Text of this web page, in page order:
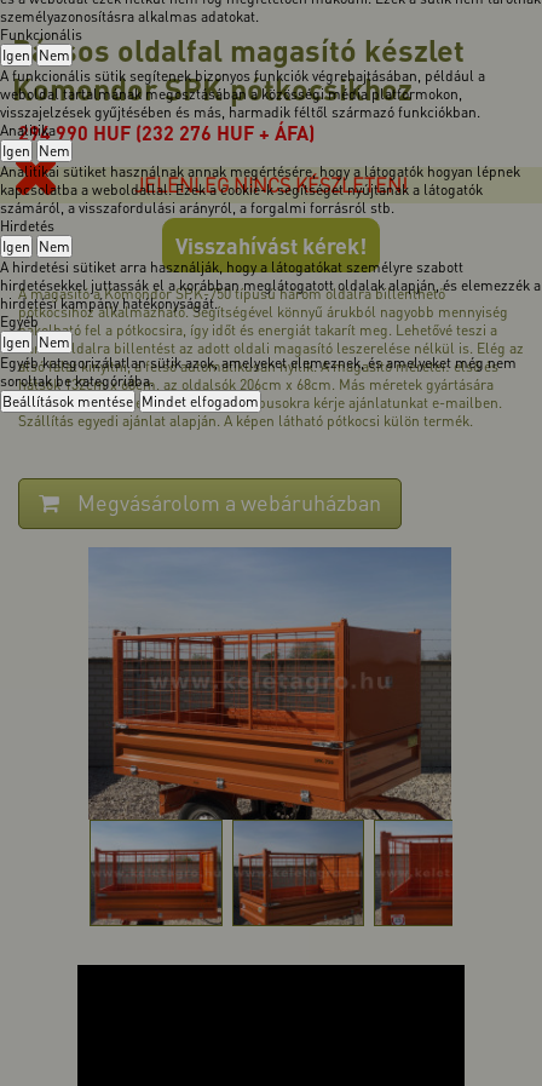
személyazonosításra alkalmas adatokat.
Funkcionális
Igen Nem
A funkcionális sütik segítenek bizonyos funkciók végrehajtásában, például a
weboldal tartalmának megosztásában a közösségi média platformokon,
visszajelzések gyűjtésében és más, harmadik féltől származó funkciókban.
Analitika
Igen Nem
Analitikai sütiket használnak annak megértésére, hogy a látogatók hogyan lépnek
kapcsolatba a weboldallal. Ezek a cookie-k segítséget nyújtanak a látogatók
számáról, a visszafordulási arányról, a forgalmi forrásról stb.
Hirdetés
Igen Nem
A hirdetési sütiket arra használják, hogy a látogatókat személyre szabott
hirdetésekkel juttassák el a korábban meglátogatott oldalak alapján, és elemezzék a
hirdetési kampány hatékonyságát.
Egyéb
Igen Nem
Egyéb kategorizálatlan sütik azok, amelyeket elemeznek, és amelyeket még nem
soroltak be kategóriába.
Beállítások mentése Mindet elfogadom
Rácsos oldalfal magasító készlet
Komondor SPK pótkocsikhoz
294 990 HUF (232 276 HUF + ÁFA)
JELENLEG NINCS KÉSZLETEN!
Visszahívást kérek!
A magasító a Komondor SPK-750 típusú három oldalra billenthető
pótkocsihoz alkalmazható. Segítségével könnyű árukból nagyobb mennyiség
pakolható fel a pótkocsira, így időt és energiát takarít meg. Lehetővé teszi a
három oldalra billentést az adott oldali magasító leszerelése nélkül is. Elég az
alsó falat kinyitni, a felső automatikusan nyílik. A magasító méretei: első és
hátsók 132cm x 68cm, az oldalsók 206cm x 68cm. Más méretek gyártására
megrendelést felveszünk. Az eltérő típusokra kérje ajánlatunkat e-mailben.
Szállítás egyedi ajánlat alapján. A képen látható pótkocsi külön termék.
Megvásárolom a webáruházban